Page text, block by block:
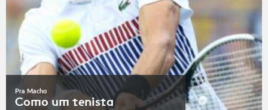
Pra Macho
Como um tenista